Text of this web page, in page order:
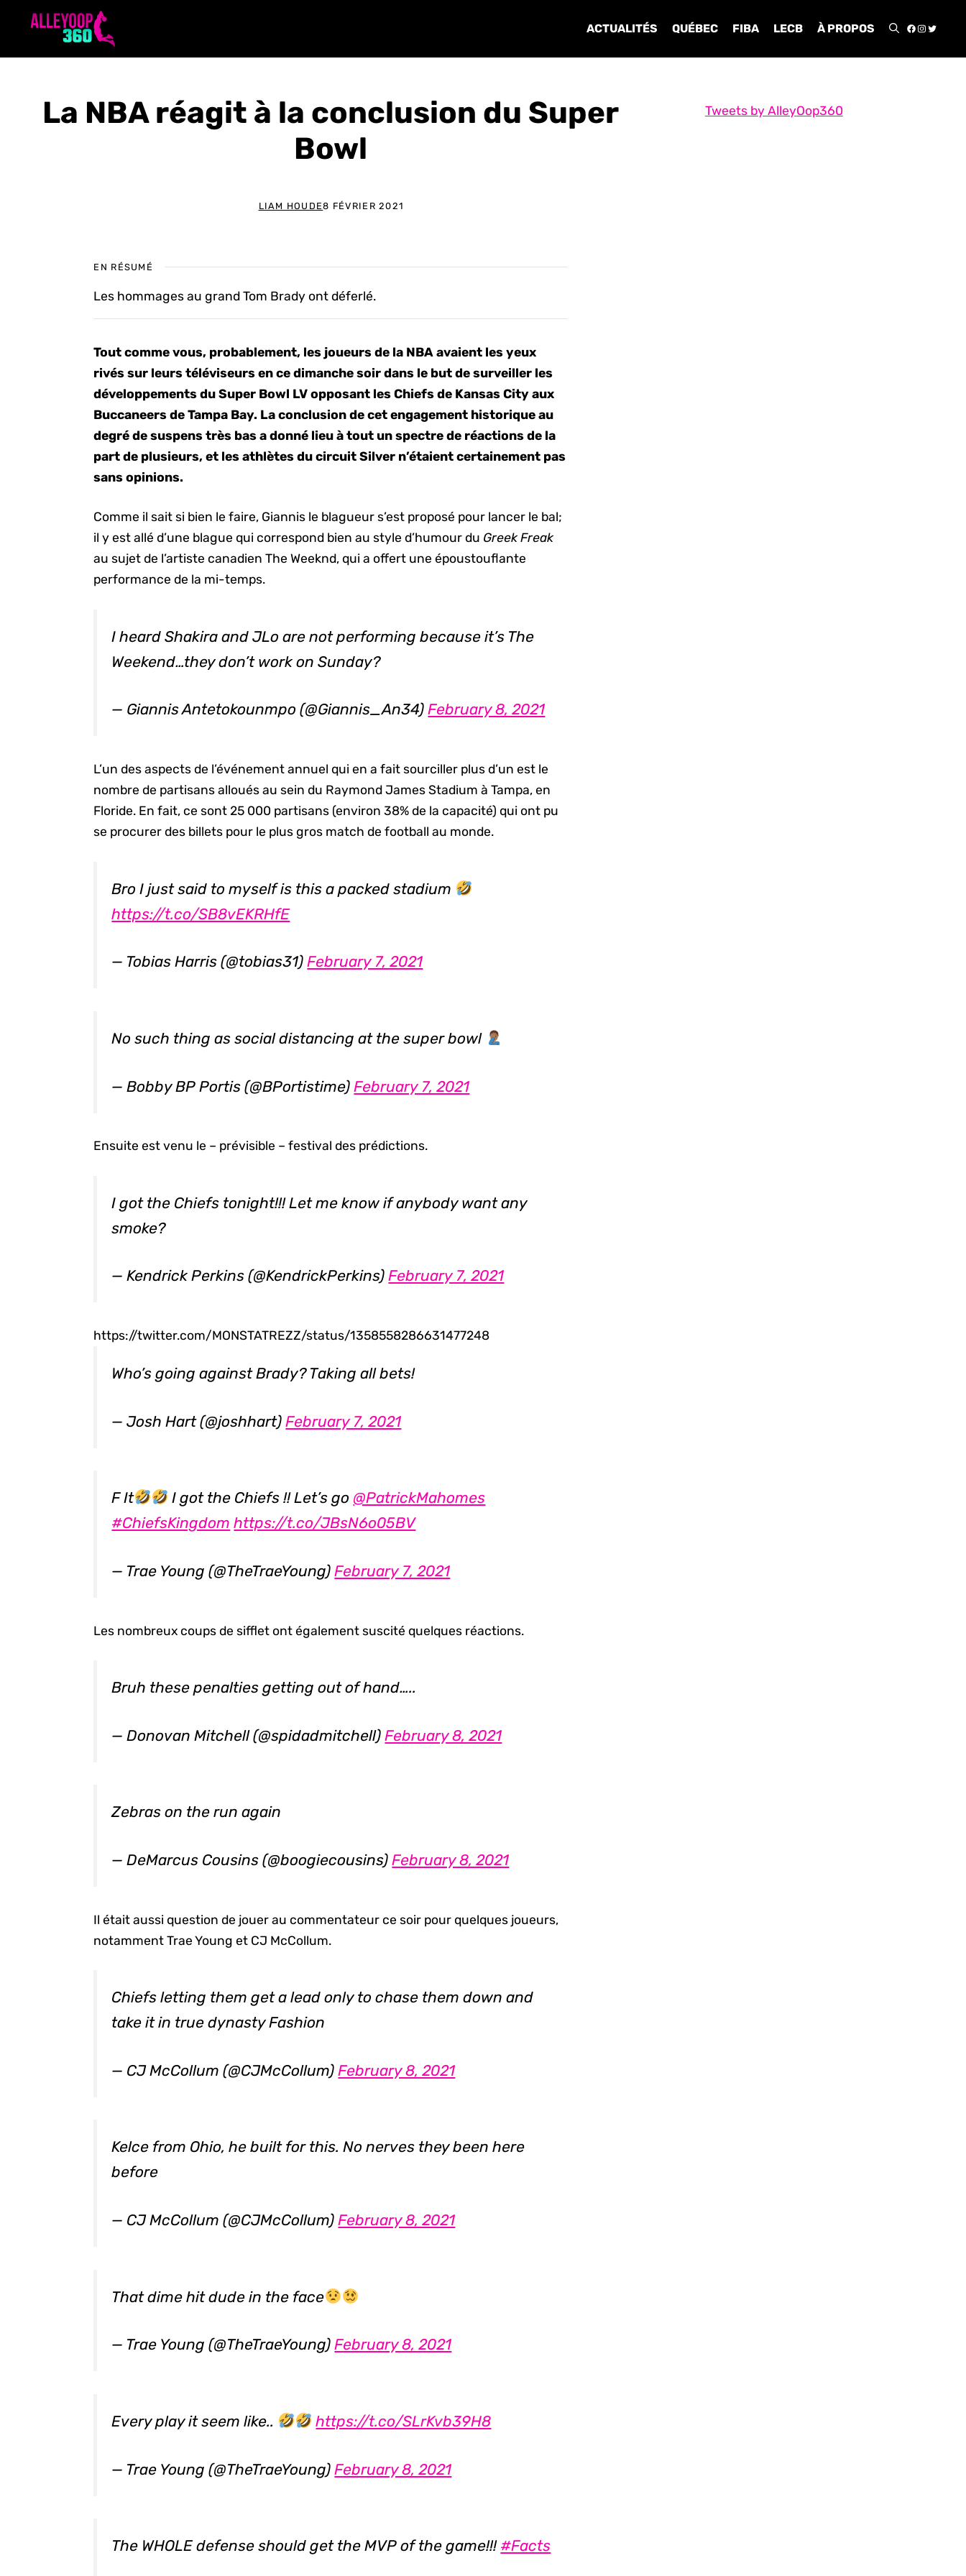
ACTUALITÉS QUÉBEC FIBA LECB À PROPOS
La NBA réagit à la conclusion du Super
Bowl
LIAM HOUDE8 FÉVRIER 2021
EN RÉSUMÉ
Les hommages au grand Tom Brady ont déferlé.
Tout comme vous, probablement, les joueurs de la NBA avaient les yeux
rivés sur leurs téléviseurs en ce dimanche soir dans le but de surveiller les
développements du Super Bowl LV opposant les Chiefs de Kansas City aux
Buccaneers de Tampa Bay. La conclusion de cet engagement historique au
degré de suspens très bas a donné lieu à tout un spectre de réactions de la
part de plusieurs, et les athlètes du circuit Silver n’étaient certainement pas
sans opinions.
Comme il sait si bien le faire, Giannis le blagueur s’est proposé pour lancer le bal;
il y est allé d’une blague qui correspond bien au style d’humour du Greek Freak
au sujet de l’artiste canadien The Weeknd, qui a offert une époustouflante
performance de la mi-temps.
I heard Shakira and JLo are not performing because it’s The
Weekend…they don’t work on Sunday?
— Giannis Antetokounmpo (@Giannis_An34)February 8, 2021
L’un des aspects de l’événement annuel qui en a fait sourciller plus d’un est le
nombre de partisans alloués au sein du Raymond James Stadium à Tampa, en
Floride. En fait, ce sont 25 000 partisans (environ 38% de la capacité) qui ont pu
se procurer des billets pour le plus gros match de football au monde.
Bro I just said to myself is this a packed stadium
https://t.co/SB8vEKRHfE
— Tobias Harris (@tobias31)February 7, 2021
No such thing as social distancing at the super bowl
— Bobby BP Portis (@BPortistime)February 7, 2021
Ensuite est venu le – prévisible – festival des prédictions.
I got the Chiefs tonight!!! Let me know if anybody want any
smoke?
— Kendrick Perkins (@KendrickPerkins)February 7, 2021
https://twitter.com/MONSTATREZZ/status/1358558286631477248
Who’s going against Brady? Taking all bets!
— Josh Hart (@joshhart)February 7, 2021
F It I got the Chiefs !! Let’s go @PatrickMahomes
#ChiefsKingdom https://t.co/JBsN6o05BV
— Trae Young (@TheTraeYoung)February 7, 2021
Les nombreux coups de sifflet ont également suscité quelques réactions.
Bruh these penalties getting out of hand…..
— Donovan Mitchell (@spidadmitchell)February 8, 2021
Zebras on the run again
— DeMarcus Cousins (@boogiecousins)February 8, 2021
Il était aussi question de jouer au commentateur ce soir pour quelques joueurs,
notamment Trae Young et CJ McCollum.
Chiefs letting them get a lead only to chase them down and
take it in true dynasty Fashion
— CJ McCollum (@CJMcCollum)February 8, 2021
Kelce from Ohio, he built for this. No nerves they been here
before
— CJ McCollum (@CJMcCollum)February 8, 2021
That dime hit dude in the face
— Trae Young (@TheTraeYoung)February 8, 2021
Every play it seem like.. https://t.co/SLrKvb39H8
— Trae Young (@TheTraeYoung)February 8, 2021
The WHOLE defense should get the MVP of the game!!! #Facts
Tweets by AlleyOop360